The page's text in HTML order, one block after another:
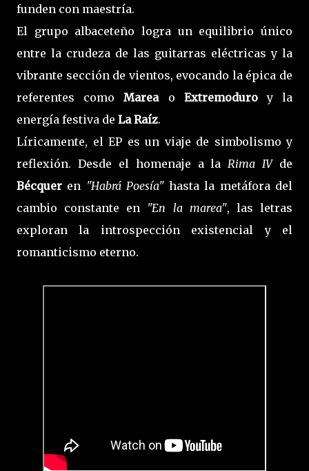
funden con maestría.
El grupo albaceteño logra un equilibrio único
entre la crudeza de las guitarras eléctricas y la
vibrante sección de vientos, evocando la épica de
referentes comoMareao Extremoduroy la
energía festiva de La Raíz.
Líricamente, el EP es un viaje de simbolismo y
reflexión. Desde el homenaje a laRima IV de
Bécquer en "Habrá Poesía"hasta la metáfora del
cambio constante en "En la marea", las letras
exploran la introspección existencial y el
romanticismo eterno.